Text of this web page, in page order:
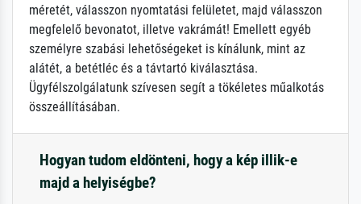
méretét, válasszon nyomtatási felületet, majd válasszon
megfelelő bevonatot, illetve vakrámát! Emellett egyéb
személyre szabási lehetőségeket is kínálunk, mint az
alátét, a betétléc és a távtartó kiválasztása.
Ügyfélszolgálatunk szívesen segít a tökéletes műalkotás
összeállításában.
Hogyan tudom eldönteni, hogy a kép illik-e
majd a helyiségbe?